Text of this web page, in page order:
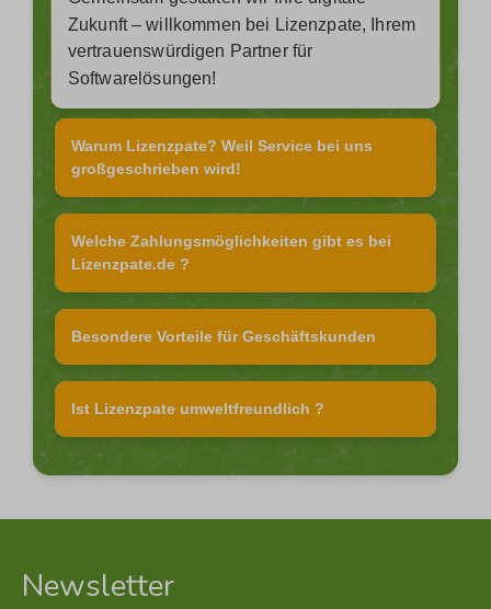
Zukunft – willkommen bei Lizenzpate, Ihrem
vertrauenswürdigen Partner für
Softwarelösungen!
Warum Lizenzpate? Weil Service bei uns
großgeschrieben wird!
Welche Zahlungsmöglichkeiten gibt es bei
Lizenzpate.de ?
Besondere Vorteile für Geschäftskunden
Ist Lizenzpate umweltfreundlich ?
Newsletter